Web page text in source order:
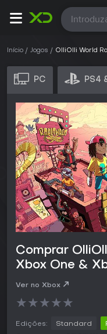
Todas
Início Jogos OlliOlli World
PC PS4
Comprar
Xbox One &
Ver no Xbox
★★★★★
Edições: Standard